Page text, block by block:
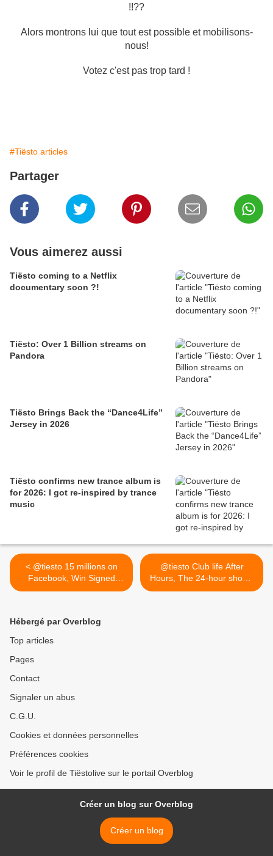
!!??
Alors montrons lui que tout est possible et mobilisons-
nous!
Votez c'est pas trop tard !
#Tiësto articles
Partager
Vous aimerez aussi
Tiësto coming to a Netflix
documentary soon ?!
Tiësto: Over 1 Billion streams on
Pandora
Tiësto Brings Back the “Dance4Life”
Jersey in 2026
Tiësto confirms new trance album is
for 2026: I got re-inspired by trance
music
< @tiesto 15 millions on
Facebook, Win Signed
Headphones Worn by
@tiesto Club life After
Hours, The 24-hour show !
>
Hébergé par Overblog
Top articles
Pages
Contact
Signaler un abus
C.G.U.
Cookies et données personnelles
Préférences cookies
Voir le profil de Tiëstolive sur le portail Overblog
Créer un blog sur Overblog
Créer un blog